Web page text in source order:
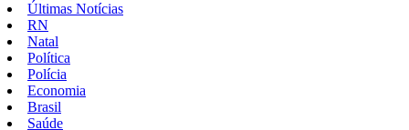
Últimas Notícias
RN
Natal
Política
Polícia
Economia
Brasil
Saúde